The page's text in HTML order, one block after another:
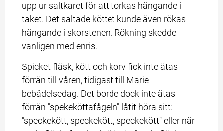
upp ur saltkaret för att torkas hängande i
taket. Det saltade köttet kunde även rökas
hängande i skorstenen. Rökning skedde
vanligen med enris.
Spicket fläsk, kött och korv fick inte ätas
förrän till våren, tidigast till Marie
bebådelsedag. Det borde dock inte ätas
förrän "spekeköttafågeln" låtit höra sitt:
"speckekött, speckekött, speckekött" eller när